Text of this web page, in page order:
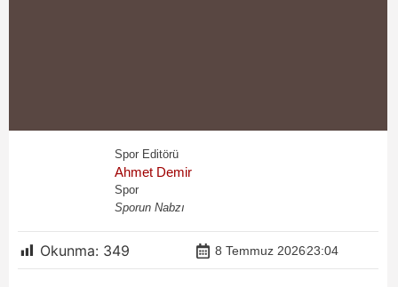
Spor Editörü
Ahmet Demir
Spor
Sporun Nabzı
Okunma: 349 8 Temmuz 202623:04